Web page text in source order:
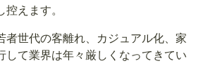
えます。
者世代の客離れ、カジュアル化、家
して業界は年々厳しくなってきてい